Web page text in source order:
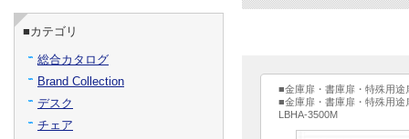
■金庫扉・書庫扉・特殊用途
■金庫扉・書庫扉・特殊用途
LBHA-3500M
■カテゴリ
総合カタログ
Brand Collection
デスク
チェア